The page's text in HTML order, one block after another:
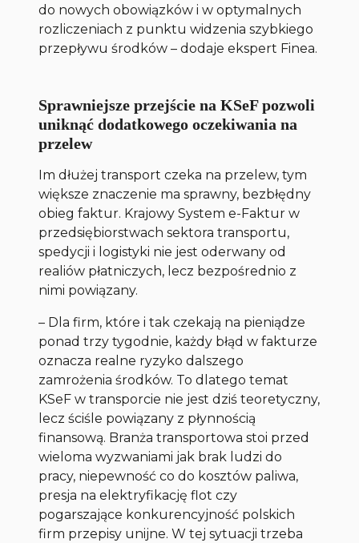
do nowych obowiązków i w optymalnych
rozliczeniach z punktu widzenia szybkiego
przepływu środków –dodaje ekspert Finea.
Sprawniejsze przejście na KSeF pozwoli
uniknąć dodatkowego oczekiwania na
przelew
Im dłużej transport czeka na przelew, tym
większe znaczenie ma sprawny, bezbłędny
obieg faktur. Krajowy System e-Faktur w
przedsiębiorstwach sektora transportu,
spedycji i logistyki nie jest oderwany od
realiów płatniczych, lecz bezpośrednio z
nimi powiązany.
– Dla firm, które i tak czekają na pieniądze
ponad trzy tygodnie, każdy błąd w fakturze
oznacza realne ryzyko dalszego
zamrożenia środków. To dlatego temat
KSeF w transporcie nie jest dziś teoretyczny,
lecz ściśle powiązany z płynnością
finansową. Branża transportowa stoi przed
wieloma wyzwaniami jak brak ludzi do
pracy, niepewność co do kosztów paliwa,
presja na elektryfikację flot czy
pogarszające konkurencyjność polskich
firm przepisy unijne. W tej sytuacji trzeba